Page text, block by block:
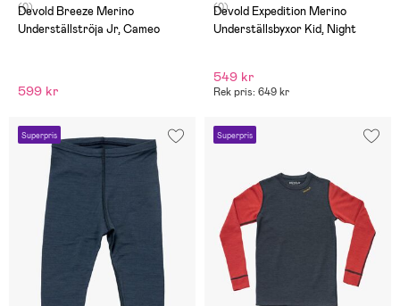
(0)
Devold Breeze Merino
Underställströja Jr, Cameo
599 kr
(0)
Devold Expedition Merino
Underställsbyxor Kid, Night
549 kr
Rek pris: 649 kr
Superpris Superpris